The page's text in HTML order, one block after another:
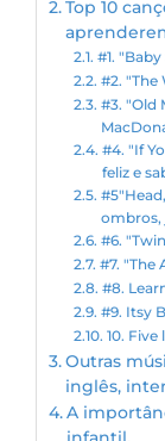
Top 10
#1.
#2. "The
#3. "Old
#4. "If
feliz e
ombros,
#6.
#7. "The
#8.
#9. Itsy
10.
Outras
inglês,
A